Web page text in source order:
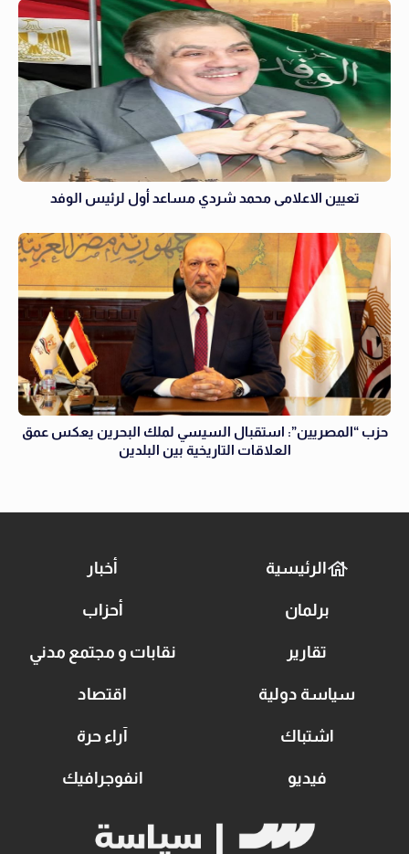
تعيين الاعلامى محمد شردي مساعد أول لرئيس الوفد
حزب “المصريين”: استقبال السيسي لملك البحرين يعكس عمق
العلاقات التاريخية بين البلدين
الرئيسية أخبار
برلمان أحزاب
تقارير نقابات و مجتمع مدني
سياسة دولية اقتصاد
اشتباك آراء حرة
فيديو انفوجرافيك